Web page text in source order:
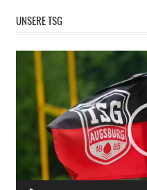
UNSERE TSG
Video-
Player